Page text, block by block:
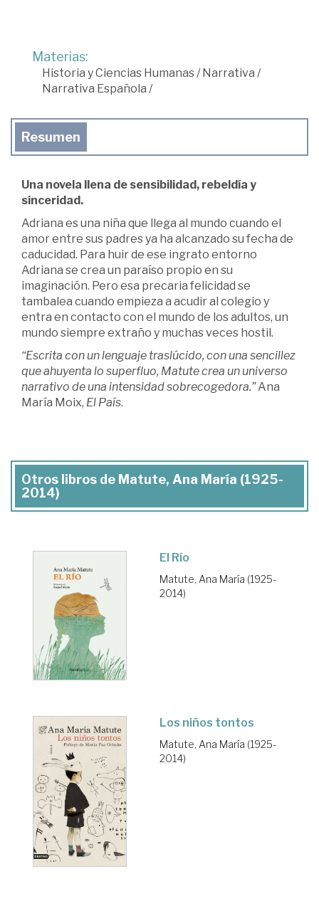
Materias:
Historia y Ciencias Humanas/Narrativa /
Narrativa Española /
Resumen
Una novela llena de sensibilidad, rebeldía y
sinceridad.
Adriana es una niña que llega al mundo cuando el
amor entre sus padres ya ha alcanzado su fecha de
caducidad. Para huir de ese ingrato entorno
Adriana se crea un paraíso propio en su
imaginación. Pero esa precaria felicidad se
tambalea cuando empieza a acudir al colegio y
entra en contacto con el mundo de los adultos, un
mundo siempre extraño y muchas veces hostil.
“Escrita con un lenguaje traslúcido, con una sencillez
que ahuyenta lo superfluo, Matute crea un universo
narrativo de una intensidad sobrecogedora.”Ana
María Moix, El País.
Otros libros de Matute, Ana María (1925-
2014)
El Río
Matute, Ana María (1925-
2014)
Los niños tontos
Matute, Ana María (1925-
2014)